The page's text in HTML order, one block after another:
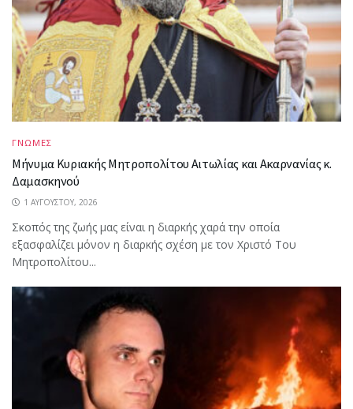
ΓΝΩΜΕΣ
Μήνυμα Κυριακής Μητροπολίτου Αιτωλίας και Ακαρνανίας κ.
Δαμασκηνού
1 ΑΥΓΟΎΣΤΟΥ, 2026
Σκοπός της ζωής μας είναι η διαρκής χαρά την οποία
εξασφαλίζει μόνον η διαρκής σχέση με τον Χριστό Του
Μητροπολίτου...